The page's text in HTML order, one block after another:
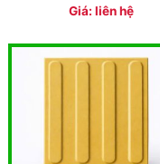
Giá: liên hệ